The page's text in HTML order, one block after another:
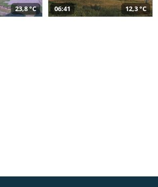
23,8 °C 06:41 12,3 °C